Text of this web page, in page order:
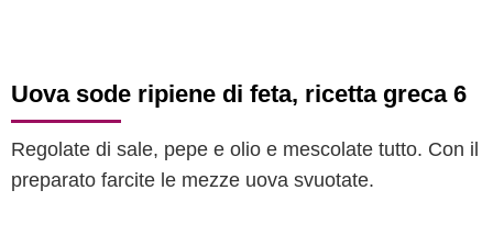
Uova sode ripiene di feta, ricetta greca 6
Regolate di sale, pepe e olio e mescolate tutto. Con il
preparato farcite le mezze uova svuotate.